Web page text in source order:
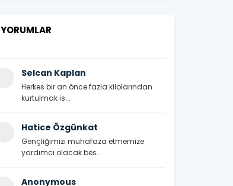
YORUMLAR
Selcan Kaplan
Herkes bir an önce fazla kilolarından
kurtulmak is...
Hatice Özgünkat
Gençliğimizi muhafaza etmemize
yardımcı olacak bes...
Anonymous